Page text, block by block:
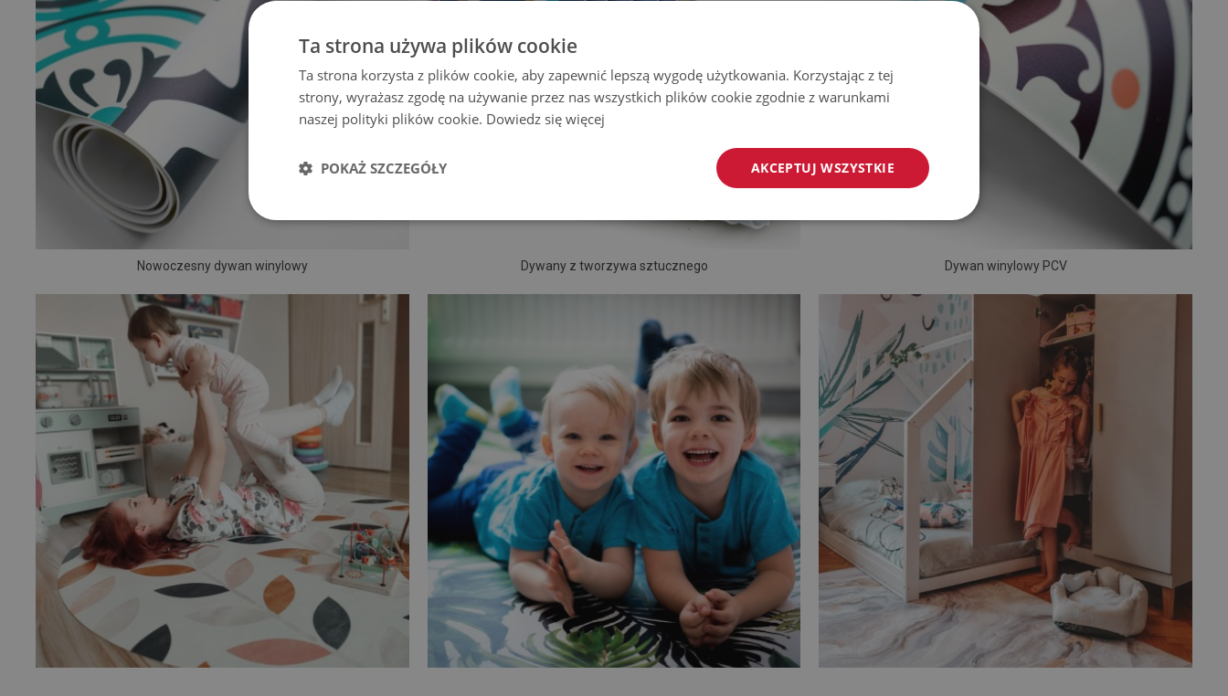
Nowoczesny dywan winylowy Dywany z tworzywa sztucznego Dywan winylowy PCV
Ta strona używa plików cookie
Ta strona korzysta z plików cookie, aby zapewnić lepszą wygodę użytkowania. Korzystając z tej
strony, wyrażasz zgodę na używanie przez nas wszystkich plików cookie zgodnie z warunkami
naszej polityki plików cookie. Dowiedz się więcej
AKCEPTUJ WSZYSTKIE
POKAŻ SZCZEGÓŁY